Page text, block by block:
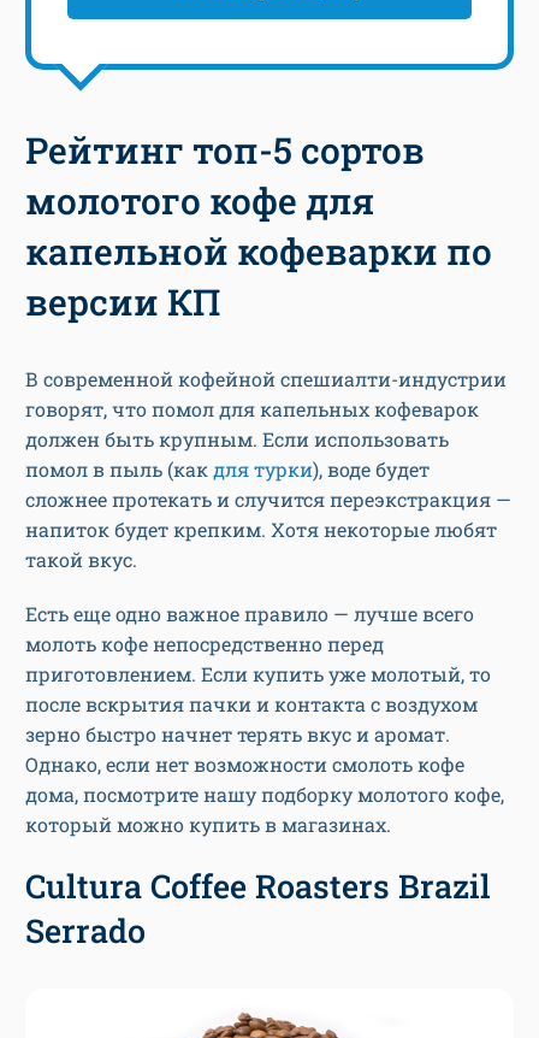
Рейтинг топ-5 сортов
молотого кофе для
капельной кофеварки по
версии КП
В современной кофейной спешиалти-индустрии
говорят, что помол для капельных кофеварок
должен быть крупным. Если использовать
помол в пыль (какдля турки), воде будет
сложнее протекать и случится переэкстракция —
напиток будет крепким. Хотя некоторые любят
такой вкус.
Есть еще одно важное правило — лучше всего
молоть кофе непосредственно перед
приготовлением. Если купить уже молотый, то
после вскрытия пачки и контакта с воздухом
зерно быстро начнет терять вкус и аромат.
Однако, если нет возможности смолоть кофе
дома, посмотрите нашу подборку молотого кофе,
который можно купить в магазинах.
Cultura Coffee Roasters Brazil
Serrado